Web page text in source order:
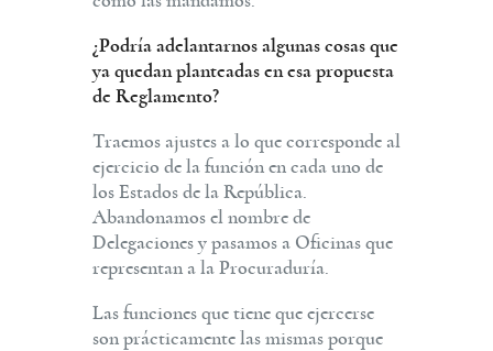
¿Podría adelantarnos algunas cosas que
ya quedan planteadas en esa propuesta
de Reglamento?
Traemos ajustes a lo que corresponde al
ejercicio de la función en cada uno de
los Estados de la República.
Abandonamos el nombre de
Delegaciones y pasamos a Oficinas que
representan a la Procuraduría.
Las funciones que tiene que ejercerse
son prácticamente las mismas porque